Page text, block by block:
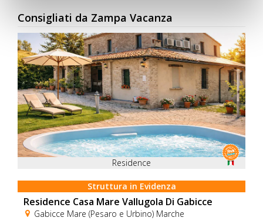
Consigliati da Zampa Vacanza
Residence
Struttura in Evidenza
Residence Casa Mare Vallugola Di Gabicce
Gabicce Mare (Pesaro e Urbino) Marche